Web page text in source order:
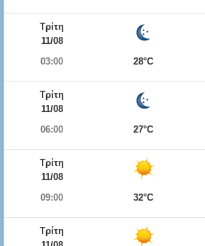
Τρίτη
11/08
03:00
28°C
Τρίτη
11/08
06:00
27°C
Τρίτη
11/08
09:00
32°C
Τρίτη